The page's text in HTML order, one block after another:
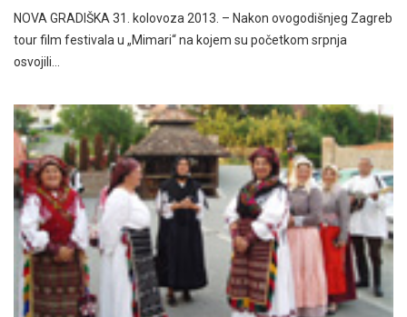
NOVA GRADIŠKA 31. kolovoza 2013. – Nakon ovogodišnjeg Zagreb
tour film festivala u „Mimari“ na kojem su početkom srpnja
osvojili…